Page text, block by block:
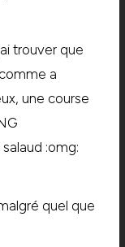
trouver que
a
une course
:omg:
quel que